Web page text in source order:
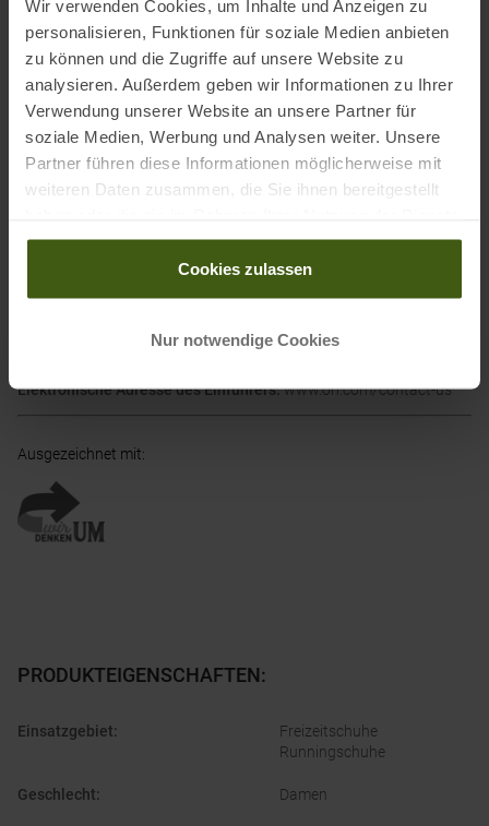
Wir verwenden Cookies, um Inhalte und Anzeigen zu
personalisieren, Funktionen für soziale Medien anbieten
zu können und die Zugriffe auf unsere Website zu
analysieren. Außerdem geben wir Informationen zu Ihrer
Verwendung unserer Website an unsere Partner für
soziale Medien, Werbung und Analysen weiter. Unsere
Partner führen diese Informationen möglicherweise mit
weiteren Daten zusammen, die Sie ihnen bereitgestellt
gesammelt haben.
Cookies zulassen
Nur notwendige Cookies
Futter und Decksohle: Textil
Sohle: Sonstiges Material
Informationen zu EU Verordnung GPSR
Name des Herstellers:On AG
Schweiz
Elektronische Adresse des Herstellers:info@on-running.com
Postanschrift des Einführers:Köpenicker Str. 122, 10179 Berlin,
Elektronische Adresse des Einführers:www.on.com/contact-us
Ausgezeichnet mit:
PRODUKTEIGENSCHAFTEN:
Einsatzgebiet:
Freizeitschuhe
Runningschuhe
Geschlecht: Damen